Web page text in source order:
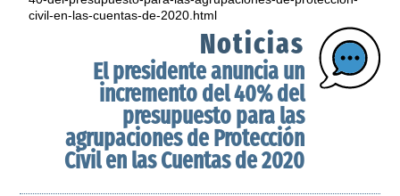
civil-en-las-cuentas-de-2020.html
Noticias
El presidente anuncia un
incremento del 40% del
presupuesto para las
agrupaciones de Protección
Civil en las Cuentas de 2020